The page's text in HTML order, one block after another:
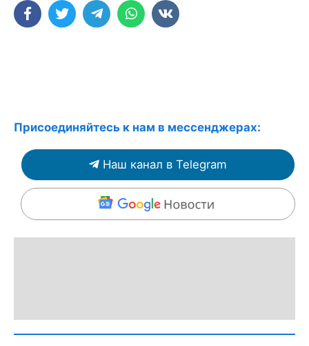
Присоединяйтесь к нам в мессенджерах:
Наш канал в Telegram